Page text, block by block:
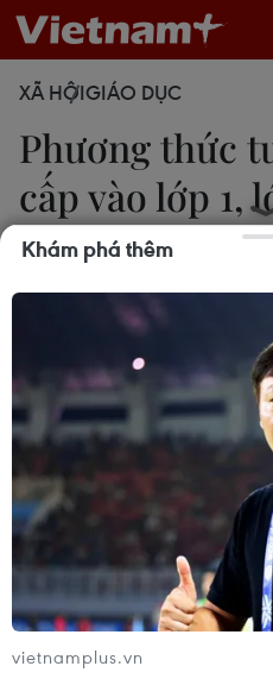
XÃ HỘIGIÁO DỤC
Phương thức
cấp vào lớp 1,
Nội
Nguyễn Thắng
21/04/2017 07:59
Sở Giáo dục và Đào tạo
tra chính xác số trẻ ở
phân tuyến và giao chỉ
chỗ học cho học sinh.
Khám phá thêm
vietnamplus.vn